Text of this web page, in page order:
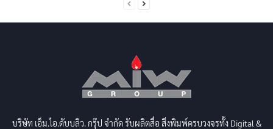
บริษัท เอ็ม.ไอ.ดับบลิว. กรุ๊ป จำกัด รับผลิตสื่อ สิ่งพิมพ์ครบวงจรทั้ง Digital &